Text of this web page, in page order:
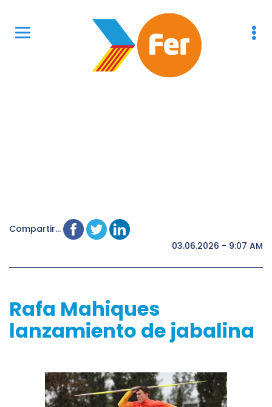
Compartir...
03.06.2026 - 9:07 AM
Rafa Mahiques
lanzamiento de jabalina